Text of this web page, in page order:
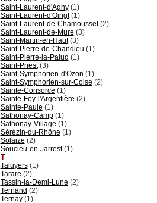
Saint-Laurent-d'Agny(1)
Saint-Laurent-d'Oingt(1)
Saint-Laurent-de-Chamousset(2)
Saint-Laurent-de-Mure (3)
Saint-Martin-en-Haut(3)
Saint-Pierre-de-Chandieu (1)
Saint-Pierre-la-Palud (1)
Saint-Priest(3)
Saint-Symphorien-d'Ozon (1)
Saint-Symphorien-sur-Coise (2)
Sainte-Consorce (1)
Sainte-Foy-l'Argentière (2)
Sainte-Paule (1)
Sathonay-Camp(1)
Sathonay-Village (1)
Sérézin-du-Rhône (1)
Solaize (2)
Soucieu-en-Jarrest(1)
T
Taluyers(1)
Tarare (2)
Tassin-la-Demi-Lune (2)
Ternand (2)
Ternay(1)